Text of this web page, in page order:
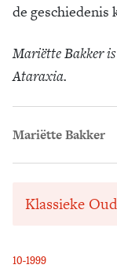
10-1999
de geschiedenis
Mariëtte Bakker
Ataraxia.
Mariëtte Bakker
Klassieke